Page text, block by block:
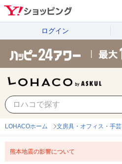
ログイン
LOHACOホーム 文房具・オフィス・手芸
熊本地震の影響について